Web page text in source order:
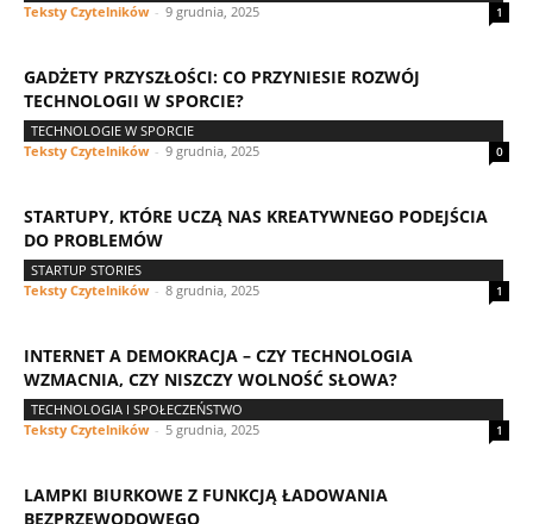
Teksty Czytelników - 9 grudnia, 2025 1
GADŻETY PRZYSZŁOŚCI: CO PRZYNIESIE ROZWÓJ
TECHNOLOGII W SPORCIE?
TECHNOLOGIE W SPORCIE
Teksty Czytelników - 9 grudnia, 2025 0
STARTUPY, KTÓRE UCZĄ NAS KREATYWNEGO PODEJŚCIA
DO PROBLEMÓW
STARTUP STORIES
Teksty Czytelników - 8 grudnia, 2025 1
INTERNET A DEMOKRACJA – CZY TECHNOLOGIA
WZMACNIA, CZY NISZCZY WOLNOŚĆ SŁOWA?
TECHNOLOGIA I SPOŁECZEŃSTWO
Teksty Czytelników - 5 grudnia, 2025 1
LAMPKI BIURKOWE Z FUNKCJĄ ŁADOWANIA
BEZPRZEWODOWEGO